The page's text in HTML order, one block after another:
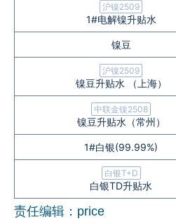
沪镍2509
1#电解镍升贴水
镍豆
沪镍2509
镍豆升贴水 （上海）
中联金镍2508
镍豆升贴水（常州）
1#白银(99.99%)
白银T+D
白银TD升贴水
责任编辑：price